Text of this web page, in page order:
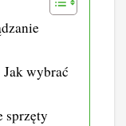
wybrać
sprzęty